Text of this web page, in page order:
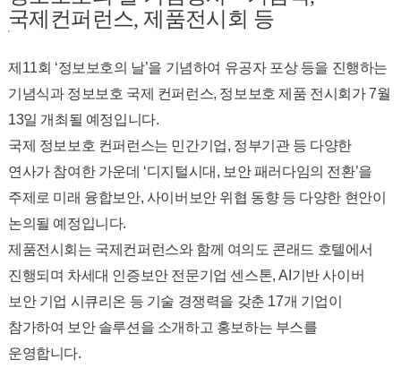
국제컨퍼런스, 제품전시회 등
제11회 ‘정보보호의 날’을 기념하여 유공자 포상 등을 진행하는
기념식과 정보보호 국제 컨퍼런스, 정보보호 제품 전시회가 7월
13일 개최될 예정입니다.
국제 정보보호 컨퍼런스는 민간기업, 정부기관 등 다양한
연사가 참여한 가운데 ‘디지털시대, 보안 패러다임의 전환’을
주제로 미래 융합보안, 사이버보안 위협 동향 등 다양한 현안이
논의될 예정입니다.
제품전시회는 국제컨퍼런스와 함께 여의도 콘래드 호텔에서
진행되며 차세대 인증보안 전문기업 센스톤, AI기반 사이버
보안 기업 시큐리온 등 기술 경쟁력을 갖춘 17개 기업이
참가하여 보안 솔루션을 소개하고 홍보하는 부스를
운영합니다.